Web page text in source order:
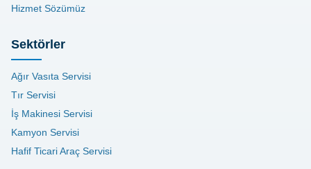
Hizmet Sözümüz
Sektörler
Ağır Vasıta Servisi
Tır Servisi
İş Makinesi Servisi
Kamyon Servisi
Hafif Ticari Araç Servisi